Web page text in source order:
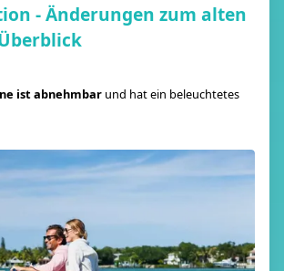
- Änderungen zum alten
ist abnehmbar und hat ein beleuchtetes